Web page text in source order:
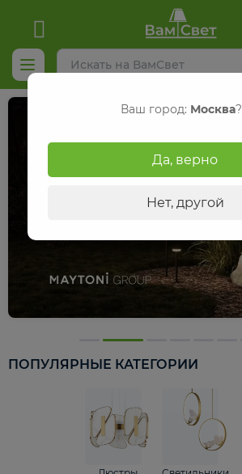
ПОПУЛЯРНЫЕ КАТЕГОРИИ
Ваш город: Москва?
Да, верно
Нет, другой